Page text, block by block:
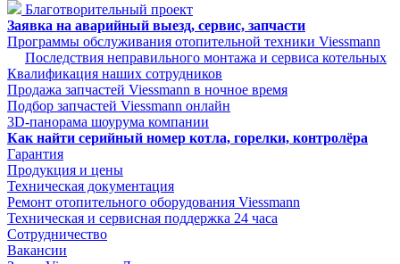
Благотворительный проект
Заявка на аварийный выезд, сервис, запчасти
Программы обслуживания отопительной техники Viessmann
Последствия неправильного монтажа и сервиса котельных
Квалификация наших сотрудников
Продажа запчастей Viessmann в ночное время
Подбор запчастей Viessmann онлайн
3D-панорама шоурума компании
Как найти серийный номер котла, горелки, контролёра
Гарантия
Продукция и цены
Техническая документация
Ремонт отопительного оборудования Viessmann
Техническая и сервисная поддержка 24 часа
Сотрудничество
Вакансии